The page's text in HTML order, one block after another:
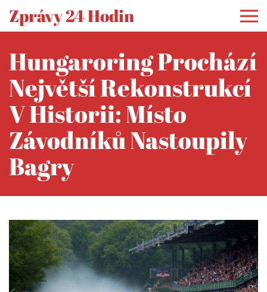
Zprávy 24 Hodin
Hungaroring Prochází
Největší Rekonstrukcí
V Historii: Místo
Závodníků Nastoupily
Bagry